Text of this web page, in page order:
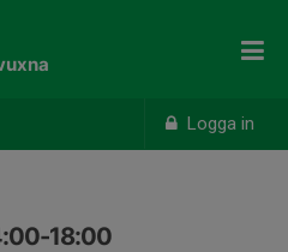
Logga in
18:00